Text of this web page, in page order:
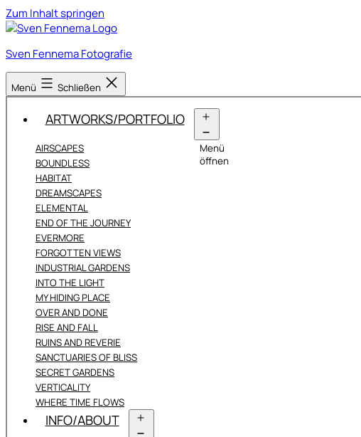
Zum Inhalt springen
Sven Fennema Fotografie
Menü Schließen
ARTWORKS/PORTFOLIO
Menü
öffnen
AIRSCAPES
BOUNDLESS
HABITAT
DREAMSCAPES
ELEMENTAL
END OF THE JOURNEY
EVERMORE
FORGOTTEN VIEWS
INDUSTRIAL GARDENS
INTO THE LIGHT
MY HIDING PLACE
OVER AND DONE
RISE AND FALL
RUINS AND REVERIE
SANCTUARIES OF BLISS
SECRET GARDENS
VERTICALITY
WHERE TIME FLOWS
INFO/ABOUT